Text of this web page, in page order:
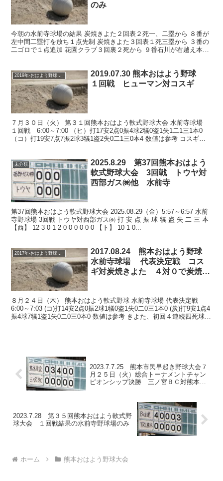
のみ
今朝の水前寺球場の結果 炭焼きよた２回表２死一、二塁から ８番が
左中間二塁打を放ち１点先制 炭焼きよた３回表１死三塁から ３番の
二ゴロで１点追加 花園クラブ３回裏２死から ９番石川が右越え本塁
2019年-おはよう野球大会
2019.07.30 熊本おはよう野球
１回戦 ヒューマン対コスギ
７月３０日（火） 第３１回熊本おはよう軟式野球大会 水前寺球場
１回戦 6:00～7:00 （ヒ）打17安2点0振4球2犠0盗1失1二1三1本0
（コ）打19安7点7振2球3犠1盗2失0二1三0本4 数値は参考 コスギ、
未分類
2025.8.29 第37回熊本おはよう
軟式野球大会 3回戦 トウヤ対
西部ガス㈱他 水前寺
第37回熊本おはよう軟式野球大会 2025.08.29（金）5:57～6:57 水前
寺野球場 3回戦 トウヤ対西部ガス㈱ 打 安 点 振 球 犠 盗 失 二 三 本
【西】 12 3 0 1 2 0 0 0 0 0 0 【ト】 10 1 0...
2017年-おはよう野球大会
2017.08.24 熊本おはよう野球
水前寺球場 代表決定戦 コス
ギ対炭焼きよた ４対０で炭焼き
８月２４日（木） 熊本おはよう軟式野球 水前寺球場 代表決定戦
6:00～7:03 (コ)打14安2点0振2球1犠0盗1失0二0三1本0 (炭)打9安1点4
振4球7犠1盗1失0二0三0本0 数値は参考 きよた、初回４連続四死球で
2023.7.7.25 熊本市民早起き野球大会７
月２５日（火）総合トーナメントチャン
ピオンシップ決勝 三ノ宮ＢＣ対熊本信
2023.7.28 第３５回熊本おはよう軟式野
球大会 １回戦結果の水前寺野球場のみ
ホーム 熊本おはよう野球大会